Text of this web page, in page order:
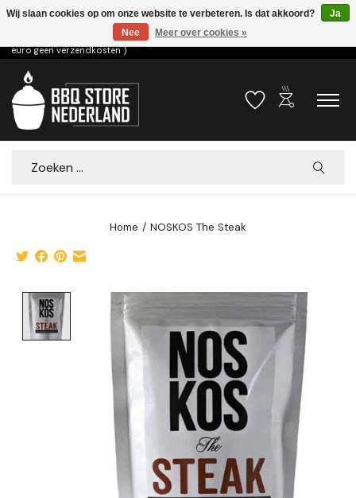
Voor 15.00u besteld dezelfde dag verzonden! ( 6,95 verzendkosten, vanaf 75
euro geen verzendkosten )
Verlanglijst
outdoor_grill
Zoeken
Home / NOSKOS The Steak
Product image slideshow Items
Wij slaan cookies op om onze website te verbeteren. Is dat akkoord?
Ja
Nee
Meer over cookies »